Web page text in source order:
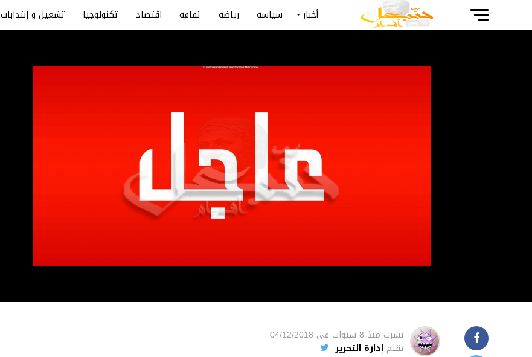
أخبار سياسة رياضة ثقافة اقتصاد تكنولوجيا تشغيل و إنتدابات
نشرت منذ 8 سنوات فى 04/12/2018
بقلم إدارة التحرير